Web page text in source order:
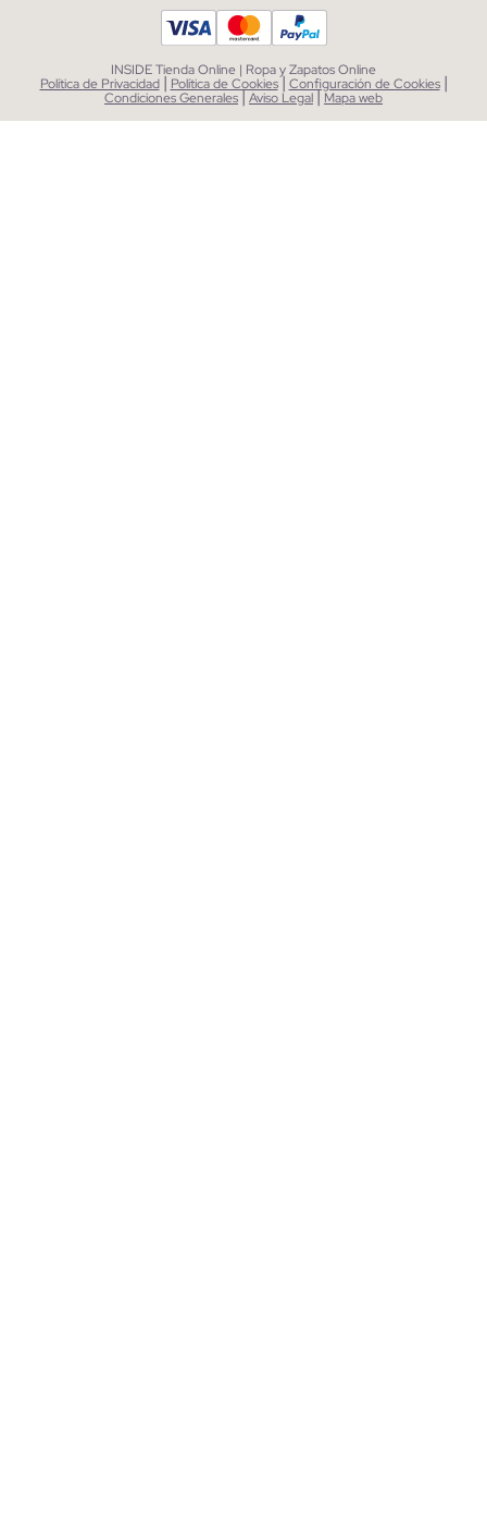
INSIDE Tienda Online | Ropa y Zapatos Online
Política de Privacidad | Política de Cookies| Configuración de Cookies |
Condiciones Generales|Aviso Legal| Mapa web